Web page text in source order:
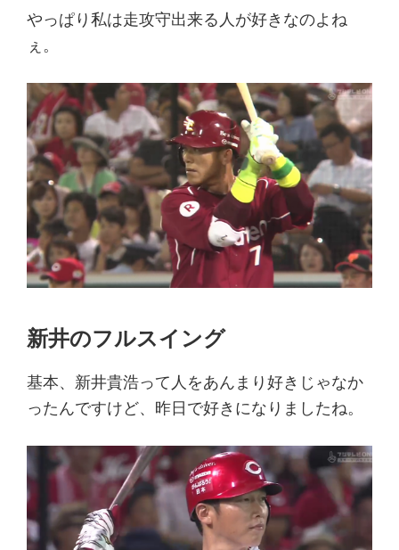
やっぱり私は走攻守出来る人が好きなのよね
ぇ。
新井のフルスイング
基本、新井貴浩って人をあんまり好きじゃなか
ったんですけど、昨日で好きになりましたね。